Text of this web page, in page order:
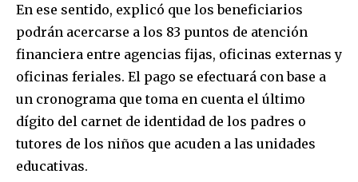
En ese sentido, explicó que los beneficiarios
podrán acercarse a los 83 puntos de atención
financiera entre agencias fijas, oficinas externas y
oficinas feriales. El pago se efectuará con base a
un cronograma que toma en cuenta el último
dígito del carnet de identidad de los padres o
tutores de los niños que acuden a las unidades
educativas.